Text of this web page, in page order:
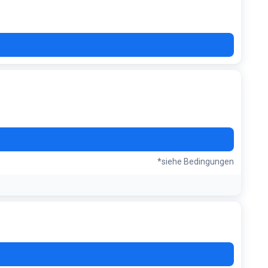
*siehe Bedingungen
Salons freizuschalten